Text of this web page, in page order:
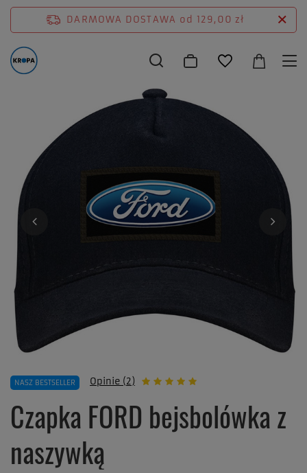
DARMOWA DOSTAWA od 129,00 zł
NASZ BESTSELLER Opinie (2)
Czapka FORD bejsbolówka z
naszywką